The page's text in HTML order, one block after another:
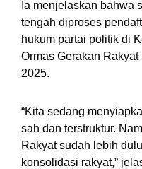
Ia menjelaskan bahwa
tengah diproses
hukum partai politik di
Ormas Gerakan
2025.
“Kita sedang
sah dan terstruktur.
Rakyat sudah lebih
konsolidasi rakyat,”